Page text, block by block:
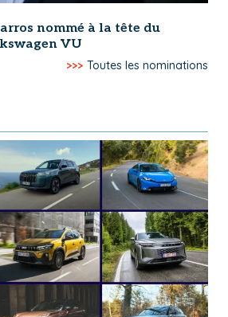
nommé à la tête du
VU
>>> Toutes les nominations